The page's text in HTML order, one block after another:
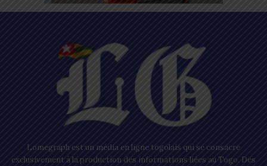
Lomegraph est un média en ligne togolais qui se consacre
exclusivement à la production des informations liées au Togo. Des